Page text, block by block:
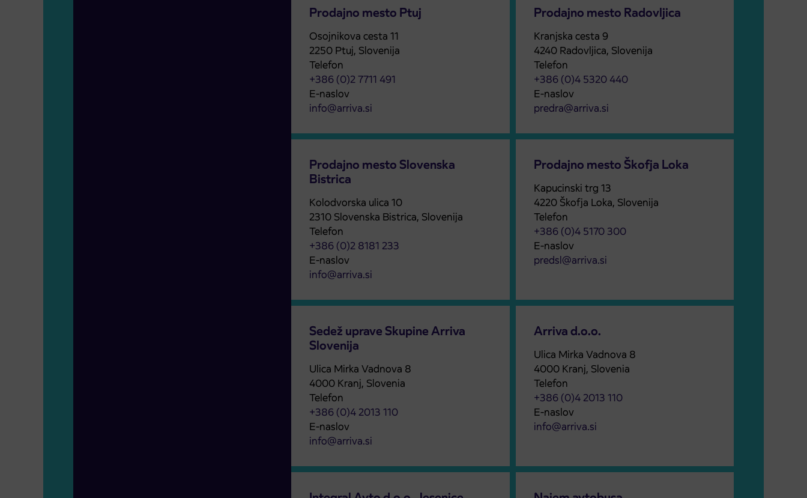
Prodajno mesto Ptuj
Osojnikova cesta 11
2250 Ptuj, Slovenija
Telefon
+386 (0)2 7711 491
E-naslov
info@arriva.si
Prodajno mesto Radovljica
Kranjska cesta 9
4240 Radovljica, Slovenija
Telefon
+386 (0)4 5320 440
E-naslov
predra@arriva.si
Prodajno mesto Slovenska
Bistrica
Kolodvorska ulica 10
2310 Slovenska Bistrica, Slovenija
Telefon
+386 (0)2 8181 233
E-naslov
info@arriva.si
Prodajno mesto Škofja Loka
Kapucinski trg 13
4220 Škofja Loka, Slovenija
Telefon
+386 (0)4 5170 300
E-naslov
predsl@arriva.si
Sedež uprave Skupine Arriva
Slovenija
Ulica Mirka Vadnova 8
4000 Kranj, Slovenia
Telefon
+386 (0)4 2013 110
E-naslov
info@arriva.si
Arriva d.o.o.
Ulica Mirka Vadnova 8
4000 Kranj, Slovenia
Telefon
+386 (0)4 2013 110
E-naslov
info@arriva.si